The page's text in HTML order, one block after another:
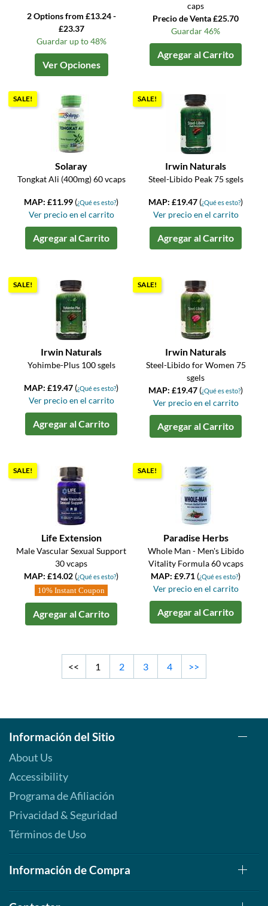
2 Options from £13.24 -
£23.37
Guardar up to 48%
Ver Opciones
caps
Precio de Venta £25.70
Guardar 46%
Agregar al Carrito
SALE!
Solaray
Tongkat Ali (400mg) 60 vcaps
MAP: £11.99 (¿Qué es esto?)
Ver precio en el carrito
Agregar al Carrito
SALE!
Irwin Naturals
Steel-Libido Peak 75 sgels
MAP: £19.47 (¿Qué es esto?)
Ver precio en el carrito
Agregar al Carrito
SALE!
Irwin Naturals
Yohimbe-Plus 100 sgels
MAP: £19.47 (¿Qué es esto?)
Ver precio en el carrito
Agregar al Carrito
SALE!
Irwin Naturals
Steel-Libido for Women 75
sgels
MAP: £19.47 (¿Qué es esto?)
Ver precio en el carrito
Agregar al Carrito
SALE!
Life Extension
Male Vascular Sexual Support
30 vcaps
MAP: £14.02 (¿Qué es esto?)
10% Instant Coupon
Agregar al Carrito
SALE!
Paradise Herbs
Whole Man - Men's Libido
Vitality Formula 60 vcaps
MAP: £9.71 (¿Qué es esto?)
Ver precio en el carrito
Agregar al Carrito
<< 1 2 3 4 >>
Información del Sitio
About Us
Accessibility
Programa de Afiliación
Privacidad & Seguridad
Términos de Uso
Información de Compra